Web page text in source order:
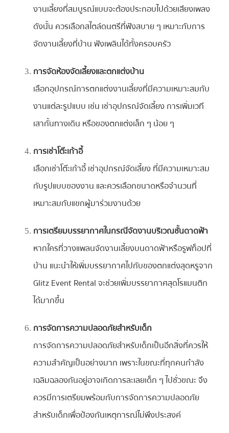
งานเลี้ยงที่สมบูรณ์แบบจะต้องประกอบไปด้วยเสียงเพลง
ดังนั้น ควรเลือกสไตล์ดนตรีที่ฟังสบาย ๆ เหมาะกับการ
จัดงานเลี้ยงที่บ้าน ฟังเพลินได้ทั้งครอบครัว
การจัดห้องจัดเลี้ยงและตกแต่งบ้าน
เลือกอุปกรณ์การตกแต่งงานเลี้ยงที่มีความเหมาะสมกับ
งานแต่ละรูปแบบ เช่น เช่าอุปกรณ์จัดเลี้ยง การเพิ่มเวที
เสากั้นทางเดิน หรือของตกแต่งเล็ก ๆ น้อย ๆ
การเช่าโต๊ะเก้าอี้
เลือกเช่าโต๊ะเก้าอี้ เช่าอุปกรณ์จัดเลี้ยง ที่มีความเหมาะสม
กับรูปแบบของงาน และควรเลือกขนาดหรือจำนวนที่
เหมาะสมกับแขกผู้มาร่วมงานด้วย
การเตรียมบรรยากาศในกรณีจัดงานบริเวณชั้นดาดฟ้า
หากใครที่วางแพลนจัดงานเลี้ยงบนดาดฟ้าหรือรูฟท็อปที่
บ้าน แนะนำให้เพิ่มบรรยากาศไปกับของตกแต่งสุดหรูจาก
Glitz Event Rental จะช่วยเพิ่มบรรยากาศสุดโรแมนติก
ได้มากขึ้น
การจัดการความปลอดภัยสำหรับเด็ก
การจัดการความปลอดภัยสำหรับเด็กเป็นอีกสิ่งที่ควรให้
ความสำคัญเป็นอย่างมาก เพราะในขณะที่ทุกคนกำลัง
เฉลิมฉลองกันอยู่อาจเกิดการละเลยเด็ก ๆ ไปชั่วขณะ จึง
ควรมีการเตรียมพร้อมกับการจัดการความปลอดภัย
สำหรับเด็กเพื่อป้องกันเหตุการณ์ไม่พึงประสงค์